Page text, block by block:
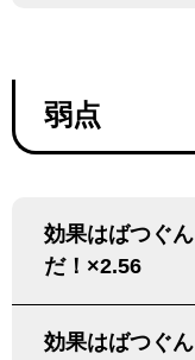
弱点
効果はばつぐん
だ！×2.56
効果はばつぐん